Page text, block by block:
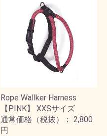
Rope Wallker Harness
【PINK】 XXSサイズ
通常価格（税抜）： 2,800
円